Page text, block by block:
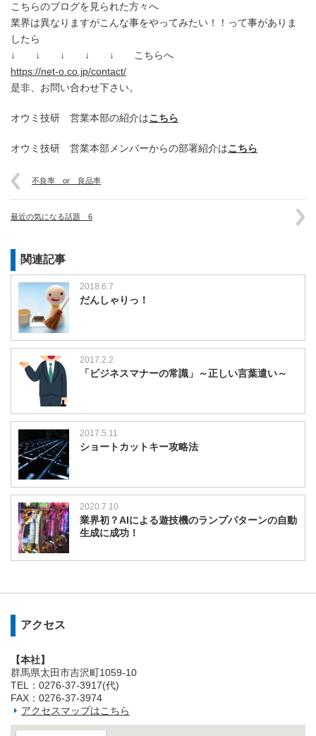
こちらのブログを見られた方々へ
業界は異なりますがこんな事をやってみたい！！って事がありま
したら
↓ ↓ ↓ ↓ ↓ こちらへ
https://net-o.co.jp/contact/
是非、お問い合わせ下さい。
オウミ技研 営業本部の紹介はこちら
オウミ技研 営業本部メンバーからの部署紹介はこちら
不良率 or 良品率
最近の気になる話題 6
関連記事
2018.6.7
だんしゃりっ！
2017.2.2
「ビジネスマナーの常識」～正しい言葉遣い～
2017.5.11
ショートカットキー攻略法
2020.7.10
業界初？AIによる遊技機のランプパターンの自動
生成に成功！
アクセス
【本社】
群馬県太田市吉沢町1059-10
TEL：0276-37-3917(代)
FAX：0276-37-3974
アクセスマップはこちら